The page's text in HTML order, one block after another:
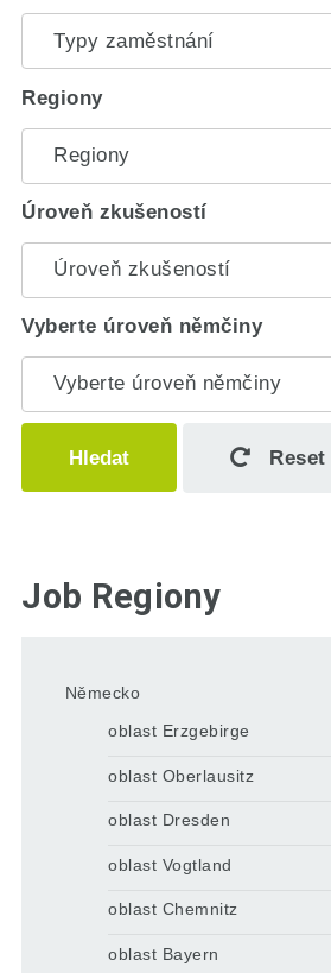
Regiony
Úroveň zkušeností
Vyberte úroveň němčiny
Hledat Reset
Job Regiony
Německo
oblast Erzgebirge
oblast Oberlausitz
oblast Dresden
oblast Vogtland
oblast Chemnitz
oblast Bayern